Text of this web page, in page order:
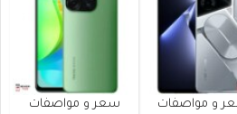
و مواصفات
سعر و مواصفات